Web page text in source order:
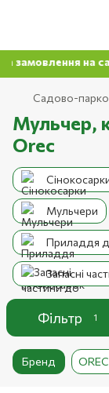
на сайті
Садово-
Мульчер,
Orec
Мульчери
Приладдя
Запасні
Фільтр 1
Бренд OREC